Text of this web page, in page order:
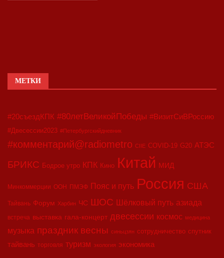
МЕТКИ
#20съездКПК #80летВеликойПобеды #ВизитСиВРоссию
#Двесессии2023 #Петербургскийдневник
#комментарий@radiometro CIIE COVID-19 G20 АТЭС
БРИКС Бодрое утро КПК Кино Китай МИД
Минкоммерции ООН ПМЭФ Пояс и путь Россия США
Тайвань Форум Харбин ЧС ШОС Шёлковый путь азиада
встреча выставка гала-концерт двесессии космос медицина
музыка праздник весны синьцзян сотрудничество спутник
тайвань торговля туризм экология экономика